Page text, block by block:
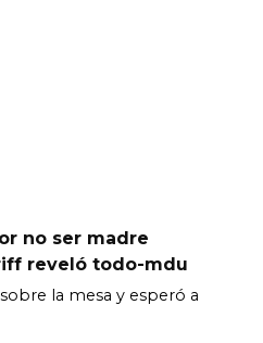
no ser madre
reveló todo-mdu
la mesa y esperó a